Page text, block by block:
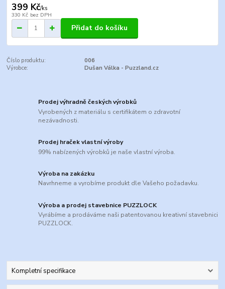
399 Kč/ks
330 Kč bez DPH
Přidat do košíku
Číslo produktu:
006
Výrobce:
Dušan Válka - Puzzland.cz
Prodej výhradně českých výrobků
Vyrobených z materiálu s certifikátem o zdravotní
nezávadnosti.
Prodej hraček vlastní výroby
99% nabízených výrobků je naše vlastní výroba.
Výroba na zakázku
Navrhneme a vyrobíme produkt dle Vašeho požadavku.
Výroba a prodej stavebnice PUZZLOCK
Vyrábíme a prodáváme naši patentovanou kreativní stavebnici
PUZZLOCK.
Kompletní specifikace